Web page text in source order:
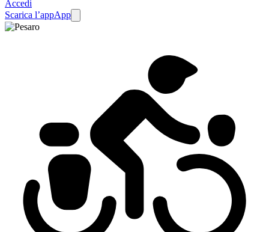
Accedi
Scarica l’appApp